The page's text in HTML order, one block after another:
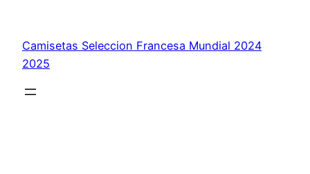
contenido
Camisetas Seleccion Francesa Mundial 2024
2025